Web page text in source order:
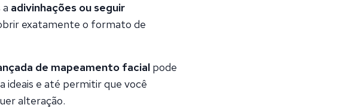
adivinhações ou seguir
exatamente o formato de
de mapeamento facial pode
ideais e até permitir que você
alteração.